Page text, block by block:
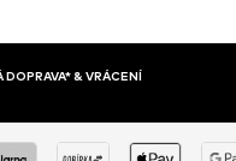
DOBÍRKA